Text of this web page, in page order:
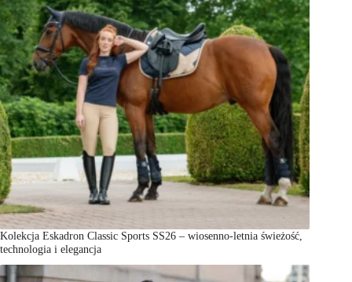
Kolekcja Eskadron Classic Sports SS26 – wiosenno-letnia świeżość,
technologia i elegancja